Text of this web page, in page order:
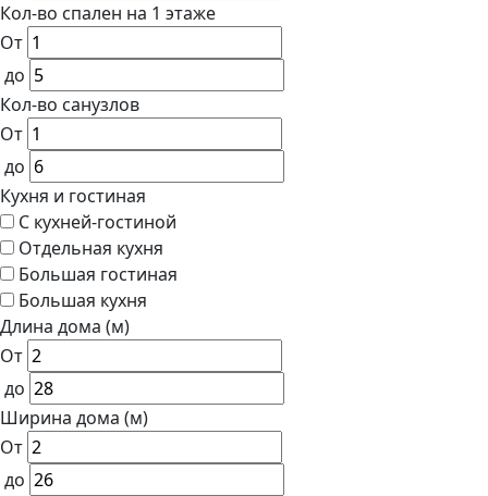
Кол-во спален на 1 этаже
От
до
Кол-во санузлов
От
до
Кухня и гостиная
С кухней-гостиной
Отдельная кухня
Большая гостиная
Большая кухня
Длина дома (м)
От
до
Ширина дома (м)
От
до